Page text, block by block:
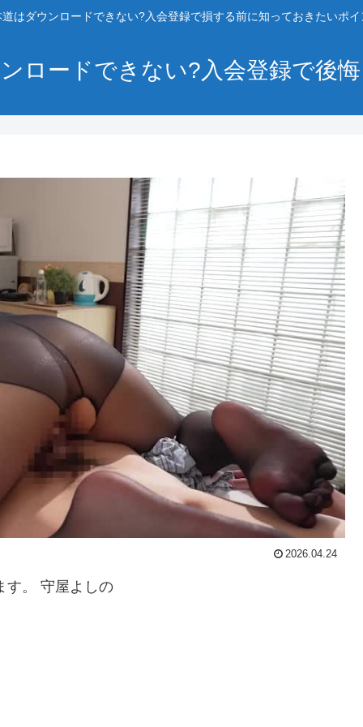
道はダウンロードできない?入会登録で損する前に知っておきたいポイ
ロードできない?入会登録で後
2026.04.24
す。 守屋よしの